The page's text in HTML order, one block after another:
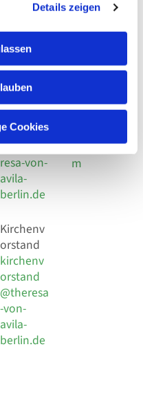
Details zeigen
Cookies
Telefon
+49 30
924 64 28
Fax +49
30 924 54
18
E-Mail
info@the
resa-von-
avila-
berlin.de
Kirchenv
orstand
kirchenv
orstand
@theresa
-von-
avila-
berlin.de
Datensch
utz
Social
Impressu
m